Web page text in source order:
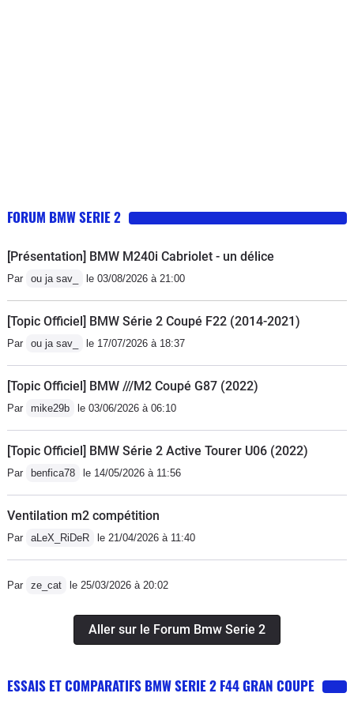
FORUM BMW SERIE 2
[Présentation] BMW M240i Cabriolet - un délice
Par ou ja sav_ le 03/08/2026 à 21:00
[Topic Officiel] BMW Série 2 Coupé F22 (2014-2021)
Par ou ja sav_ le 17/07/2026 à 18:37
[Topic Officiel] BMW ///M2 Coupé G87 (2022)
Par mike29b le 03/06/2026 à 06:10
[Topic Officiel] BMW Série 2 Active Tourer U06 (2022)
Par benfica78 le 14/05/2026 à 11:56
Ventilation m2 compétition
Par aLeX_RiDeR le 21/04/2026 à 11:40
Par ze_cat le 25/03/2026 à 20:02
Aller sur le Forum Bmw Serie 2
ESSAIS ET COMPARATIFS BMW SERIE 2 F44 GRAN COUPE